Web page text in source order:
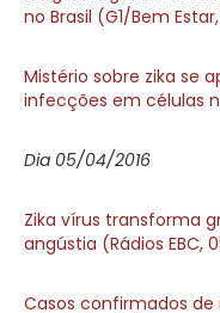
no Brasil (G1/Bem
Mistério sobre zika se
infecções em células
Dia 05/04/2016
Zika vírus transforma
angústia (Rádios EBC,
Casos confirmados